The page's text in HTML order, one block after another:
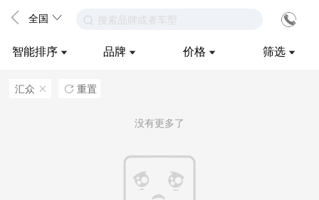
全国 搜索品牌或者车型
智能排序 品牌 价格 筛选
汇众 ဆ  重置
没有更多了